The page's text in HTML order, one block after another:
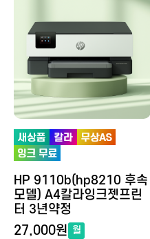
HP 9110b(hp8210 후속
모델) A4칼라잉크젯프린
터 3년약정
27,000원 월